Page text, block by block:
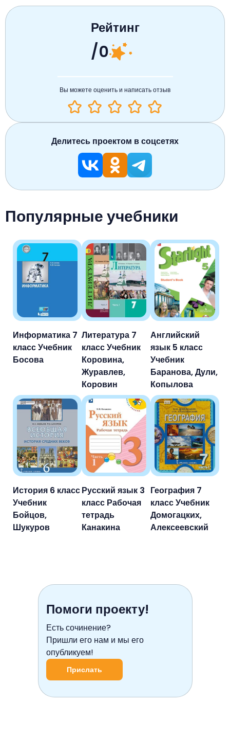
Популярные учебники
Информатика 7
класс Учебник
Босова
Литература 7
класс Учебник
Коровина,
Журавлев,
Коровин
Английский
язык 5 класс
Учебник
Баранова, Дули,
Копылова
История 6 класс
Учебник
Бойцов,
Шукуров
Русский язык 3
класс Рабочая
тетрадь
Канакина
География 7
класс Учебник
Домогацких,
Алексеевский
Рейтинг
/0
Вы можете оценить и написать отзыв
Делитесь проектом в соцсетях
Помоги проекту!
Есть сочинение?
Пришли его нам и мы его
опубликуем!
Прислать